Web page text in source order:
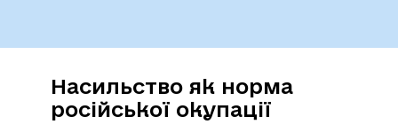
Насильство як норма
російської окупації